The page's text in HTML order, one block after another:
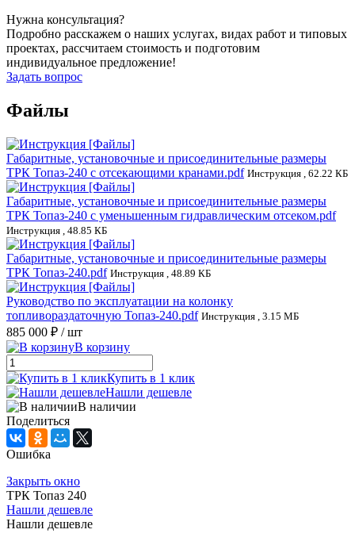
Нужна консультация?
Подробно расскажем о наших услугах, видах работ и типовых
проектах, рассчитаем стоимость и подготовим
индивидуальное предложение!
Задать вопрос
Файлы
Габаритные, установочные и присоединительные размеры
ТРК Топаз-240 с отсекающими кранами.pdf Инструкция , 62.22 КБ
Габаритные, установочные и присоединительные размеры
ТРК Топаз-240 с уменьшенным гидравлическим отсеком.pdf
Инструкция , 48.85 КБ
Габаритные, установочные и присоединительные размеры
ТРК Топаз-240.pdf Инструкция , 48.89 КБ
Руководство по эксплуатации на колонку
топливораздаточную Топаз-240.pdf Инструкция , 3.15 МБ
885 000 ₽ / шт
В корзину
Купить в 1 клик
Нашли дешевле
В наличии
Поделиться
Ошибка
Закрыть окно
ТРК Топаз 240
Нашли дешевле
Нашли дешевле